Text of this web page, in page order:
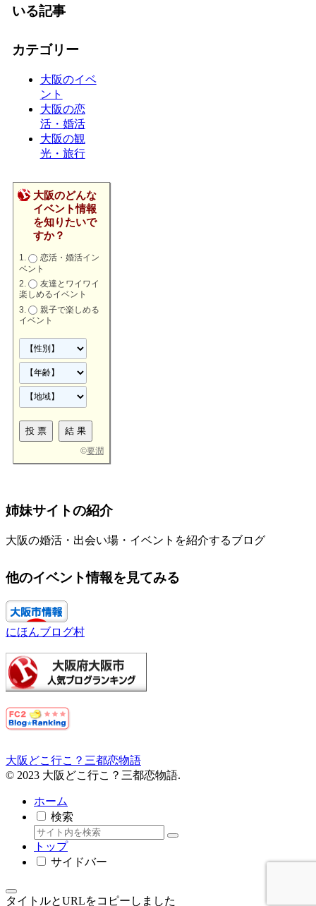
いる記事
カテゴリー
大阪のイベ
ント
大阪の恋
活・婚活
大阪の観
光・旅行
大阪のどんな
イベント情報
を知りたいで
すか？
恋活・婚活イン
ベント
友達とワイワイ
楽しめるイベント
親子で楽しめる
イベント
©要潤
姉妹サイトの紹介
大阪の婚活・出会い場・イベントを紹介するブログ
他のイベント情報を見てみる
にほんブログ村
大阪どこ行こ？三都恋物語
© 2023 大阪どこ行こ？三都恋物語.
ホーム
検索
トップ
サイドバー
タイトルとURLをコピーしました